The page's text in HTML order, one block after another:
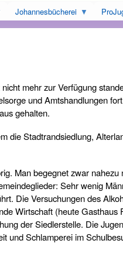
Johannesbücherei
mehr zur Verfügung
und Amtshandlungen
gehalten.
die Stadtrandsiedlung,
Man begegnet zwar
Sehr wenig
Die Versuchungen des
Wirtschaft (heute
der Siedlerstelle. Die
und Schlamperei im